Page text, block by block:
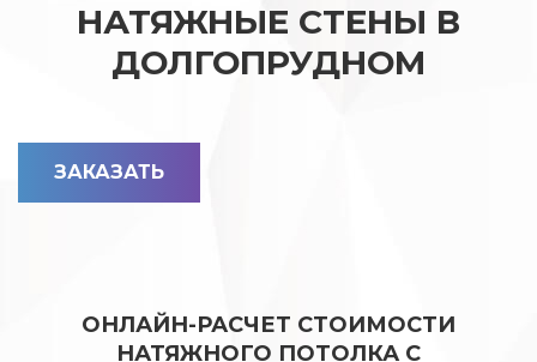
НАТЯЖНЫЕ СТЕНЫ В
ДОЛГОПРУДНОМ
ЗАКАЗАТЬ
ОНЛАЙН-РАСЧЕТ СТОИМОСТИ
НАТЯЖНОГО ПОТОЛКА С